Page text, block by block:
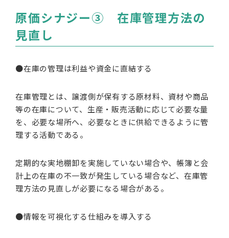
原価シナジー③ 在庫管理方法の
見直し
●在庫の管理は利益や資金に直結する
在庫管理とは、譲渡側が保有する原材料、資材や商品
等の在庫について、生産・販売活動に応じて必要な量
を、必要な場所へ、必要なときに供給できるように管
理する活動である。
定期的な実地棚卸を実施していない場合や、帳簿と会
計上の在庫の不一致が発生している場合など、在庫管
理方法の見直しが必要になる場合がある。
●情報を可視化する仕組みを導入する